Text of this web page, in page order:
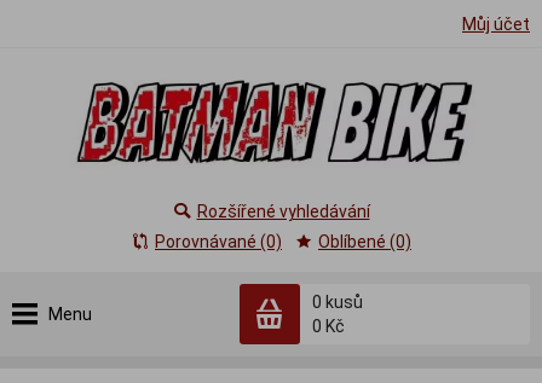
Můj účet
Menu
0 kusů
0 Kč
Rozšířené vyhledávání
Porovnávané (0)
Oblíbené (0)